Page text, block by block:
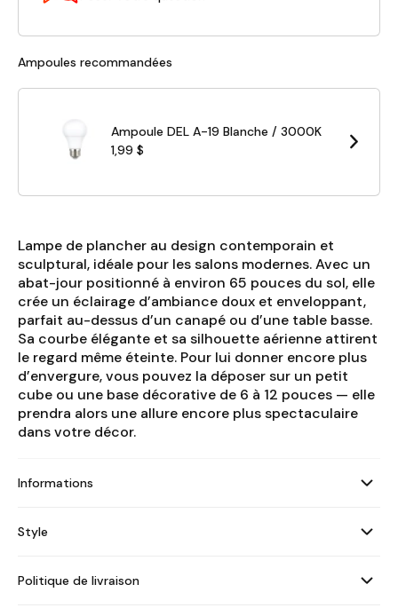
Ampoules recommandées
Ampoule DEL A-19 Blanche / 3000K
1,99 $
Lampe de plancher au design contemporain et
sculptural, idéale pour les salons modernes. Avec un
abat-jour positionné à environ 65 pouces du sol, elle
crée un éclairage d’ambiance doux et enveloppant,
parfait au-dessus d’un canapé ou d’une table basse.
Sa courbe élégante et sa silhouette aérienne attirent
le regard même éteinte. Pour lui donner encore plus
d’envergure, vous pouvez la déposer sur un petit
cube ou une base décorative de 6 à 12 pouces — elle
prendra alors une allure encore plus spectaculaire
dans votre décor.
Informations
Style
Politique de livraison